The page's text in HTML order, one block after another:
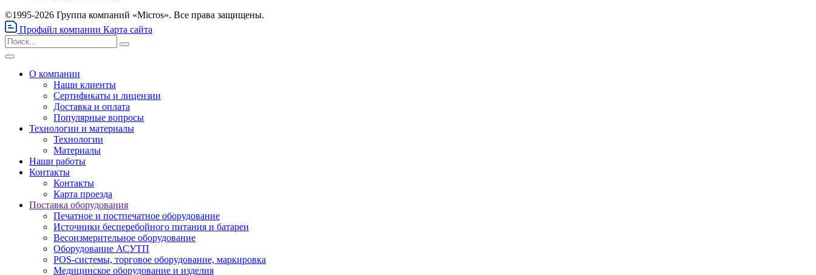
©1995-2026 Группа компаний «Micros». Все права защищены.
Профайл компании Карта сайта
О компании
Наши клиенты
Сертификаты и лицензии
Доставка и оплата
Популярные вопросы
Технологии и материалы
Технологии
Материалы
Наши работы
Контакты
Контакты
Карта проезда
Поставка оборудования
Печатное и постпечатное оборудование
Источники бесперебойного питания и батареи
Весоизмерительное оборудование
Оборудование АСУТП
POS-системы, торговое оборудование, маркировка
Медицинское оборудование и изделия